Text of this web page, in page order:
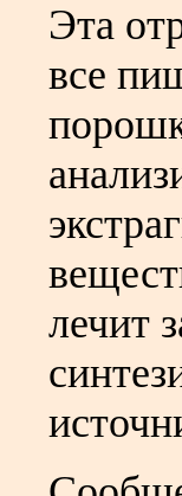
Эта
все
лечит